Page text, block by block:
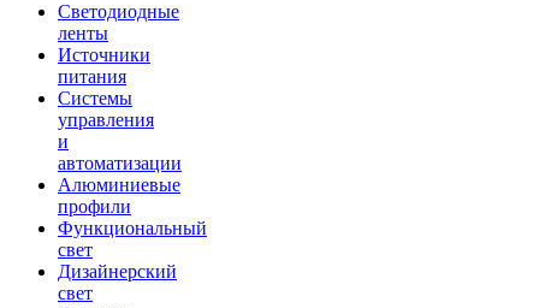
Светодиодные
ленты
Источники
питания
Системы
управления
и
автоматизации
Алюминиевые
профили
Функциональный
свет
Дизайнерский
свет